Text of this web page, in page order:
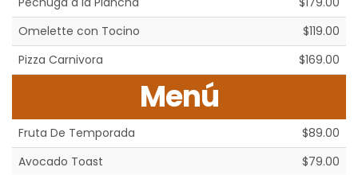
Omelette con Tocino
$119.00
Pizza Carnivora
$169.00
Menú
Fruta De Temporada
$89.00
Avocado Toast
$79.00